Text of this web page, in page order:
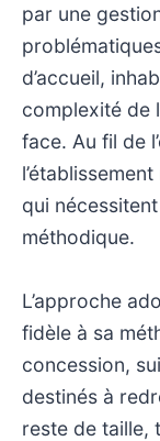
par une
d’accueil,
complexité de
face. Au fil de
qui
méthodique.
L’approche
fidèle à sa
concession,
destinés à
reste de taille,